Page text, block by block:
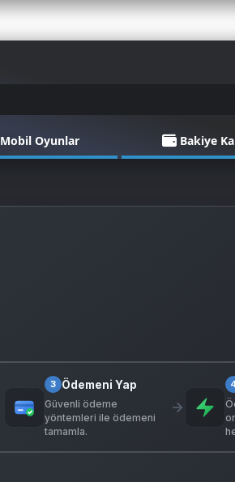
Mobil Oyunlar Bakiye
3 Ödemeni Yap
Güvenli ödeme
yöntemleri ile ödemeni
tamamla.